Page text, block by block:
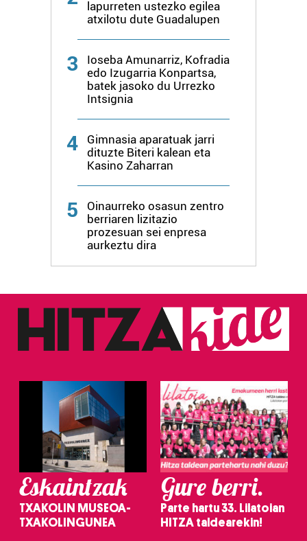
lapurreten ustezko egilea
atxilotu dute Guadalupen
3
Ioseba Amunarriz, Kofradia
edo Izugarria Konpartsa,
batek jasoko du Urrezko
Intsignia
4
Gimnasia aparatuak jarri
dituzte Biteri kalean eta
Kasino Zaharran
5
Oinaurreko osasun zentro
berriaren lizitazio
prozesuan sei enpresa
aurkeztu dira
Eskaintzak
TXAKOLIN MUSEOA-
TXAKOLINGUNEA
Gure berri.
Parte hartu 33. Lilatoian
HITZA taldearekin!